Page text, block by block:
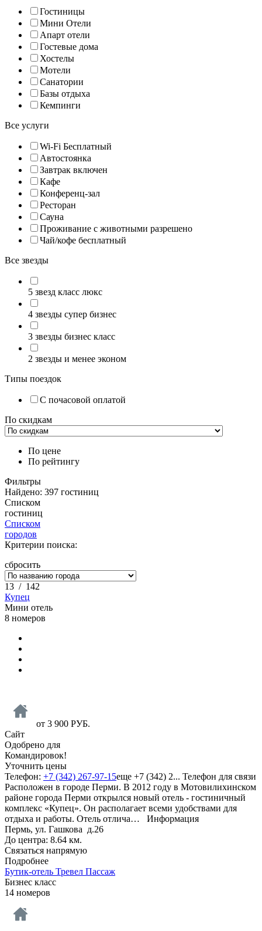
Гостиницы
Мини Отели
Апарт отели
Гостевые дома
Хостелы
Мотели
Санатории
Базы отдыха
Кемпинги
Все услуги
Wi-Fi Бесплатный
Автостоянка
Завтрак включен
Кафе
Конференц-зал
Ресторан
Сауна
Проживание с животными разрешено
Чай/кофе бесплатный
Все звезды
5 звезд класс люкс
4 звезды супер бизнес
3 звезды бизнес класс
2 звезды и менее эконом
Типы поездок
С почасовой оплатой
По скидкам
По цене
По рейтингу
Фильтры
Найдено: 397 гостиниц
Списком
гостиниц
Списком
городов
Критерии поиска:
сбросить
13 / 142
Купец
Мини отель
8 номеров
от 3 900 РУБ.
Сайт
Одобрено для
Командировок!
Уточнить цены
Телефон: +7 (342) 267-97-15еще +7 (342) 2... Телефон для связи
Расположен в городе Перми. В 2012 году в Мотовилихинском
районе города Перми открылся новый отель - гостиничный
комплекс «Купец». Он располагает всеми удобствами для
отдыха и работы. Отель отлича… Информация
Пермь, ул. Гашкова д.26
До центра: 8.64 км.
Связаться напрямую
Подробнее
Бутик-отель Тревел Пассаж
Бизнес класс
14 номеров